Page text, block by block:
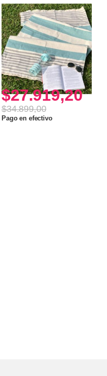
$27.919,20
$34.899,00
Pago en efectivo